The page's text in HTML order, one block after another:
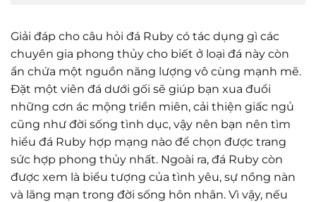
Giải đáp cho câu hỏi đá Ruby có tác dụng gì các
chuyên gia phong thủy cho biết ở loại đá này còn
ẩn chứa một nguồn năng lượng vô cùng mạnh mẽ.
Đặt một viên đá dưới gối sẽ giúp bạn xua đuổi
những cơn ác mộng triền miên, cải thiện giấc ngủ
cũng như đời sống tình dục, vậy nên bạn nên tìm
hiểu đá Ruby hợp mạng nào để chọn được trang
sức hợp phong thủy nhất. Ngoài ra, đá Ruby còn
được xem là biểu tượng của tình yêu, sự nồng nàn
và lãng mạn trong đời sống hôn nhân. Vì vậy, nếu